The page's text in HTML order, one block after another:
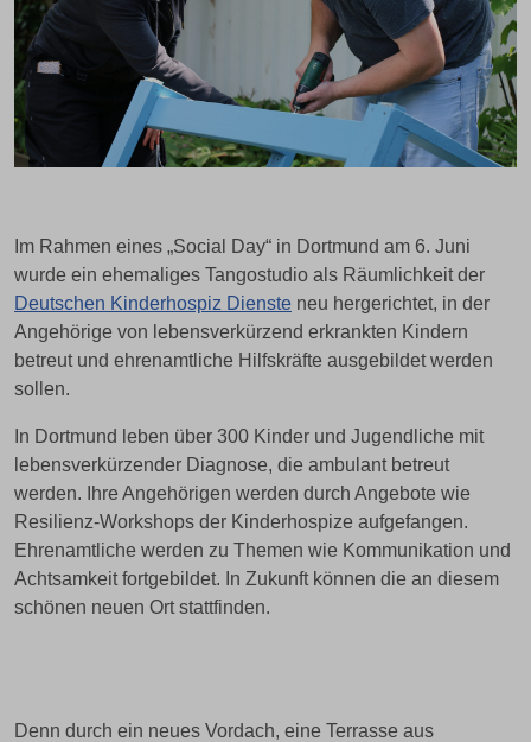
Im Rahmen eines „Social Day“ in Dortmund am 6. Juni
wurde ein ehemaliges Tangostudio als Räumlichkeit der
Deutschen Kinderhospiz Dienste neu hergerichtet, in der
Angehörige von lebensverkürzend erkrankten Kindern
betreut und ehrenamtliche Hilfskräfte ausgebildet werden
sollen.
In Dortmund leben über 300 Kinder und Jugendliche mit
lebensverkürzender Diagnose, die ambulant betreut
werden. Ihre Angehörigen werden durch Angebote wie
Resilienz-Workshops der Kinderhospize aufgefangen.
Ehrenamtliche werden zu Themen wie Kommunikation und
Achtsamkeit fortgebildet. In Zukunft können die an diesem
schönen neuen Ort stattfinden.
Denn durch ein neues Vordach, eine Terrasse aus